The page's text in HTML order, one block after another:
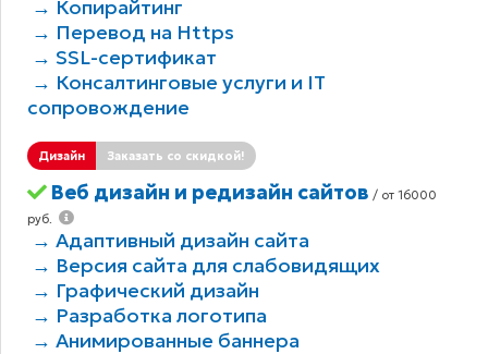
→ Копирайтинг
→ Перевод на Https
→ SSL-сертификат
→ Консалтинговые услуги и IT
сопровождение
Дизайн Заказать со скидкой!
Веб дизайн и редизайн сайтов / от 16000
руб.
→ Адаптивный дизайн сайта
→ Версия сайта для слабовидящих
→ Графический дизайн
→ Разработка логотипа
→ Анимированные баннера